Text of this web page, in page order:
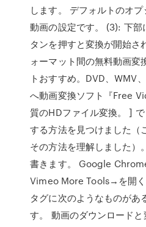
します。 デフォルトのオ
動画の設定です。 (3): 下
タンを押すと変換が開始
ォーマット間の無料動画変
トおすすめ。DVD、WMV
へ動画変換ソフト『Free
質のHDファイル変換。 ]
する方法を見つけました（
その方法を理解しました）
書きます。 Google
Vimeo More Tools→を開
タグに次のようなものがあ
す。 動画のダウンロードと